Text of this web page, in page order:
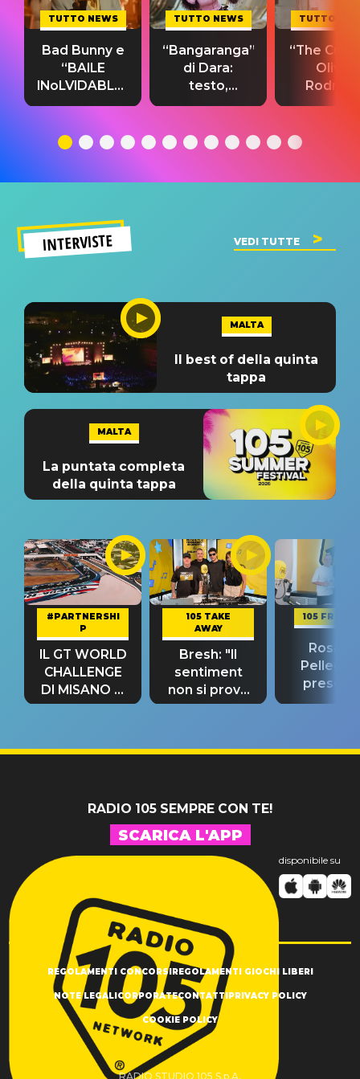
TUTTO NEWS
Bad Bunny e
“BAILE
INoLVIDABLE”:
testo,
significato
TUTTO NEWS
“Bangaranga”
di Dara:
testo,
traduzione e
del singolo
TUTTO
“The
Olivia
testo,
INTERVISTE VEDI TUTTE
MALTA
Il best of della quinta
tappa
MALTA
La puntata completa
della quinta tappa
#PARTNERSHI
P
IL GT WORLD
CHALLENGE
DI MISANO si
riconferma
105 TAKE
AWAY
Bresh: "Il
sentiment
non si prova
fino alla notte
105
Rosario
“Così
RADIO 105 SEMPRE CON TE!
SCARICA L'APP
disponibile su
REGOLAMENTI CONCORSIREGOLAMENTI GIOCHI LIBERI
NOTE LEGALICORPORATECONTATTIPRIVACY POLICY
COOKIE POLICY
RADIO STUDIO 105 S.p.A.